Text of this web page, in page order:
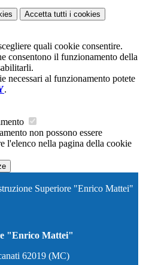
Accetta tutti i cookies
quali cookie consentire.
consentono il funzionamento della
necessari al funzionamento potete
.
non possono essere
l'elenco nella pagina della cookie
Superiore "Enrico Mattei"
"Enrico Mattei"
62019 (MC)